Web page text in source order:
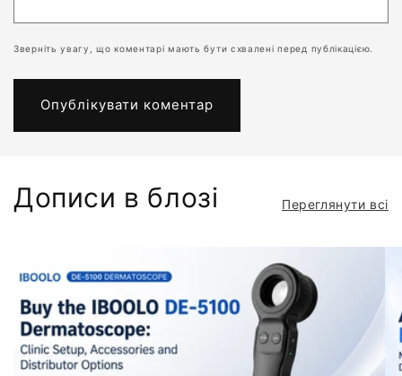
Зверніть увагу, що коментарі мають бути схвалені перед публікацією.
Дописи в блозі Переглянути всі